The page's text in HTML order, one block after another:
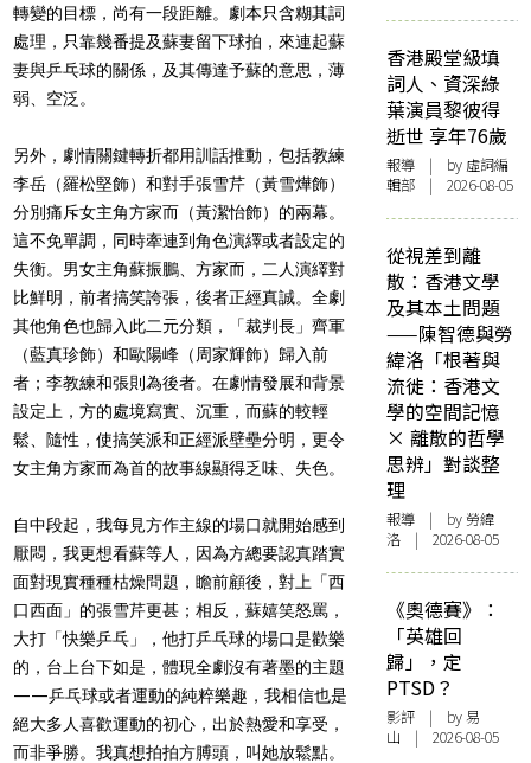
轉變的目標，尚有一段距離。劇本只含糊其詞
處理，只靠幾番提及蘇妻留下球拍，來連起蘇
妻與乒乓球的關係，及其傳達予蘇的意思，薄
弱、空泛。
另外，劇情關鍵轉折都用訓話推動，包括教練
李岳（羅松堅飾）和對手張雪芹（黃雪燁飾）
分別痛斥女主角方家而（黃潔怡飾）的兩幕。
這不免單調，同時牽連到角色演繹或者設定的
失衡。男女主角蘇振鵬、方家而，二人演繹對
比鮮明，前者搞笑誇張，後者正經真誠。全劇
其他角色也歸入此二元分類，「裁判長」齊軍
（藍真珍飾）和歐陽峰（周家輝飾）歸入前
者；李教練和張則為後者。在劇情發展和背景
設定上，方的處境寫實、沉重，而蘇的較輕
鬆、隨性，使搞笑派和正經派壁壘分明，更令
女主角方家而為首的故事線顯得乏味、失色。
自中段起，我每見方作主線的場口就開始感到
厭悶，我更想看蘇等人，因為方總要認真踏實
面對現實種種枯燥問題，瞻前顧後，對上「西
口西面」的張雪芹更甚；相反，蘇嬉笑怒罵，
大打「快樂乒乓」，他打乒乓球的場口是歡樂
的，台上台下如是，體現全劇沒有著墨的主題
——乒乓球或者運動的純粹樂趣，我相信也是
絕大多人喜歡運動的初心，出於熱愛和享受，
而非爭勝。我真想拍拍方膊頭，叫她放鬆點。
香港殿堂級填
詞人、資深綠
葉演員黎彼得
逝世 享年76歲
報導 | by 虛詞編
輯部 | 2026-08-05
從視差到離
散：香港文學
及其本土問題
——陳智德與勞
緯洛「根著與
流徙：香港文
學的空間記憶
× 離散的哲學
思辨」對談整
理
報導 | by 勞緯
洛 | 2026-08-05
《奧德賽》：
「英雄回
歸」，定
PTSD？
影評 | by 易
山 | 2026-08-05